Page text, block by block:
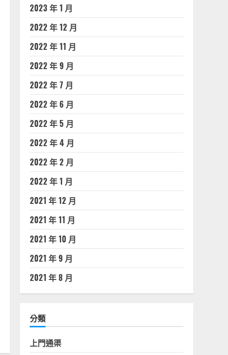
2023 年 1 月
2022 年 12 月
2022 年 11 月
2022 年 9 月
2022 年 7 月
2022 年 6 月
2022 年 5 月
2022 年 4 月
2022 年 2 月
2022 年 1 月
2021 年 12 月
2021 年 11 月
2021 年 10 月
2021 年 9 月
2021 年 8 月
分類
上門通渠